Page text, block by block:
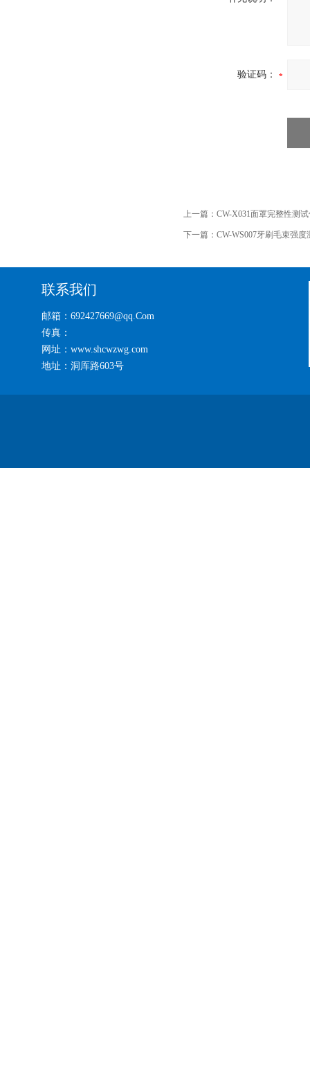
验证码：
上一篇： CW-X031面罩完整性测
下一篇： CW-WS007牙刷毛束强度
联系我们
邮箱：692427669@qq.Com
传真：
网址：www.shcwzwg.com
地址：洞厍路603号